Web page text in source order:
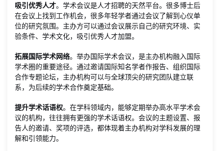
吸引优秀人才。学术会议是人才招聘的天然平台。很多博士后
在会议上找到工作机会，很多年轻学者通过会议了解到心仪单
位的研究氛围。主办方可以通过会议展示自己的研究环境、实
验条件、学术文化，吸引优秀人才加盟。
拓展国际学术网络。举办国际学术会议，是主办机构融入国际
学术圈的重要途径。通过邀请国际知名学者作报告、组织国际
合作专题论坛，主办机构可以与全球顶尖的研究团队建立联
系，为后续的学术合作奠定基础。
提升学术话语权。在学科领域内，能够定期举办高水平学术会
议的机构，往往拥有更强的学术话语权。会议的主题设置、报
告人的邀请、奖项的评选，都体现着主办机构对学科发展的理
解和引领能力。